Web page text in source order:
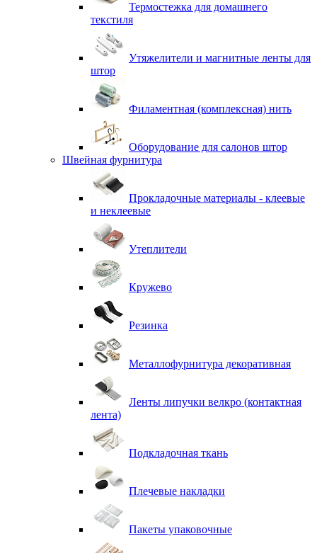
Термостежка для домашнего
текстиля
Утяжелители и магнитные ленты для
штор
Филаментная (комплексная) нить
Оборудование для салонов штор
Швейная фурнитура
Прокладочные материалы - клеевые
и неклеевые
Утеплители
Кружево
Резинка
Металлофурнитура декоративная
Ленты липучки велкро (контактная
лента)
Подкладочная ткань
Плечевые накладки
Пакеты упаковочные